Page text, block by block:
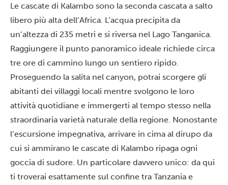
Le cascate di Kalambo sono la seconda cascata a salto
libero più alta dell’Africa. L’acqua precipita da
un’altezza di 235 metri e si riversa nel Lago Tanganica.
Raggiungere il punto panoramico ideale richiede circa
tre ore di cammino lungo un sentiero ripido.
Proseguendo la salita nel canyon, potrai scorgere gli
abitanti dei villaggi locali mentre svolgono le loro
attività quotidiane e immergerti al tempo stesso nella
straordinaria varietà naturale della regione. Nonostante
l’escursione impegnativa, arrivare in cima al dirupo da
cui si ammirano le cascate di Kalambo ripaga ogni
goccia di sudore. Un particolare davvero unico: da qui
ti troverai esattamente sul confine tra Tanzania e